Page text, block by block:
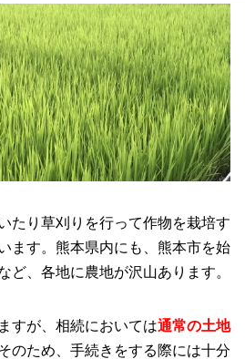
たり草刈りを行って作物を栽培す
ます。熊本県内にも、熊本市を始
ど、各地に農地が沢山あります。
すが、相続においては通常の土地
のため、手続きをする際には十分